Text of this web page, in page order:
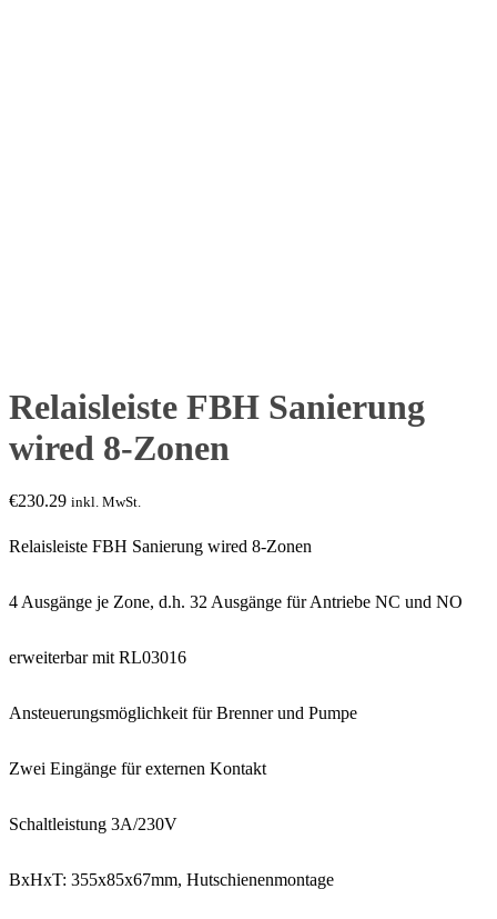
Relaisleiste FBH Sanierung
wired 8-Zonen
€230.29 inkl. MwSt.
Relaisleiste FBH Sanierung wired 8-Zonen
4 Ausgänge je Zone, d.h. 32 Ausgänge für Antriebe NC und NO
erweiterbar mit RL03016
Ansteuerungsmöglichkeit für Brenner und Pumpe
Zwei Eingänge für externen Kontakt
Schaltleistung 3A/230V
BxHxT: 355x85x67mm, Hutschienenmontage